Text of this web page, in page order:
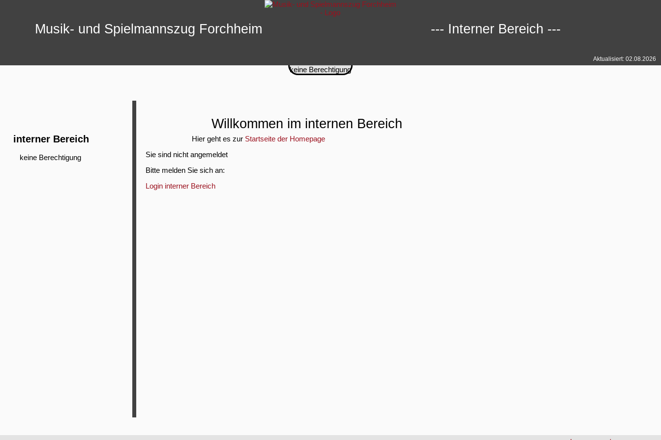
Musik- und Spielmannszug Forchheim --- Interner Bereich ---
keine Berechtigung
interner Bereich
keine Berechtigung
Aktualisiert: 02.08.2026
Willkommen im internen Bereich
Hier geht es zur Startseite der Homepage
Sie sind nicht angemeldet
Bitte melden Sie sich an:
Login interner Bereich